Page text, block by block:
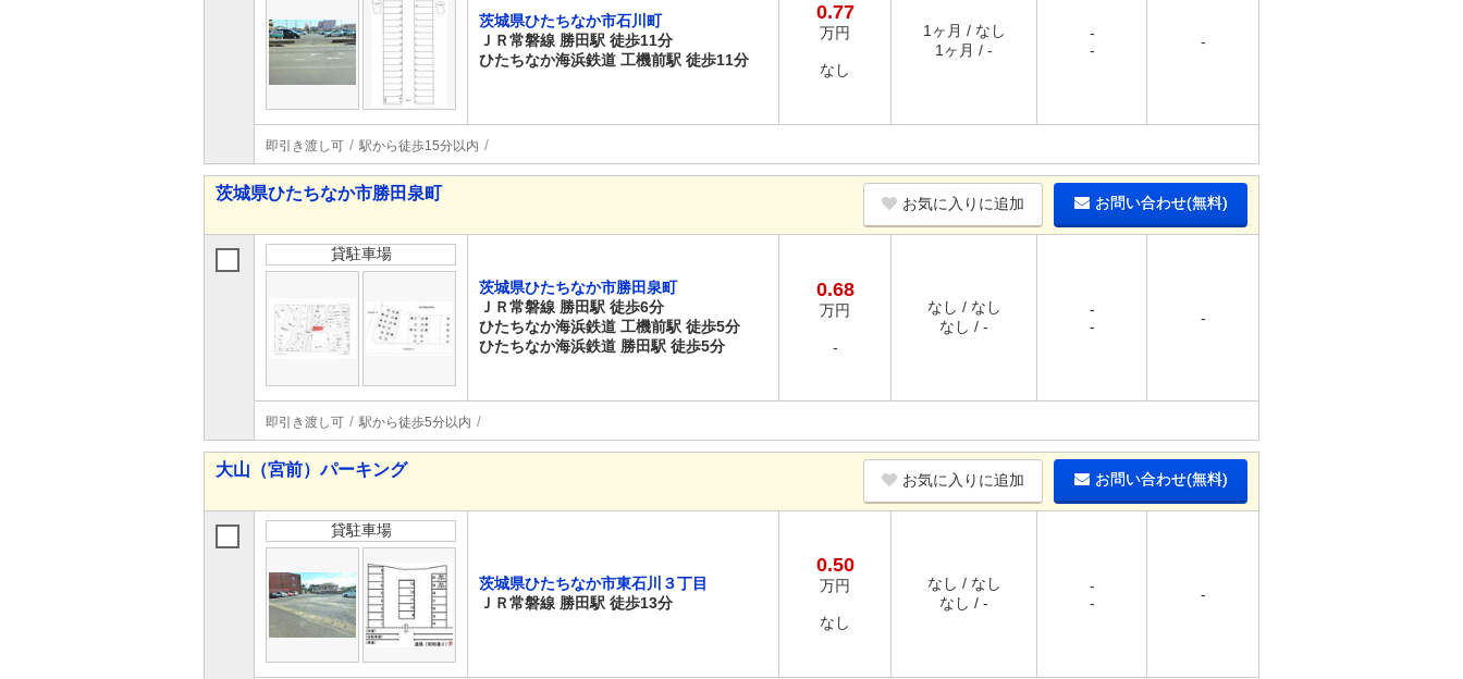
茨城県ひたちなか市石川町
ＪＲ常磐線 勝田駅 徒歩11分
ひたちなか海浜鉄道 工機前駅 徒歩11分
0.77
万円
なし
1ヶ月 / なし
1ヶ月 / -
-
-
-
即引き渡し可 駅から徒歩15分以内
茨城県ひたちなか市勝田泉町
お気に入りに追加 お問い合わせ(無料)
貸駐車場
茨城県ひたちなか市勝田泉町
ＪＲ常磐線 勝田駅 徒歩6分
ひたちなか海浜鉄道 工機前駅 徒歩5分
ひたちなか海浜鉄道 勝田駅 徒歩5分
0.68
万円
-
なし / なし
なし / -
-
-
-
即引き渡し可 駅から徒歩5分以内
大山（宮前）パーキング
お気に入りに追加 お問い合わせ(無料)
貸駐車場
茨城県ひたちなか市東石川３丁目
ＪＲ常磐線 勝田駅 徒歩13分
0.50
万円
なし
なし / なし
なし / -
-
-
-